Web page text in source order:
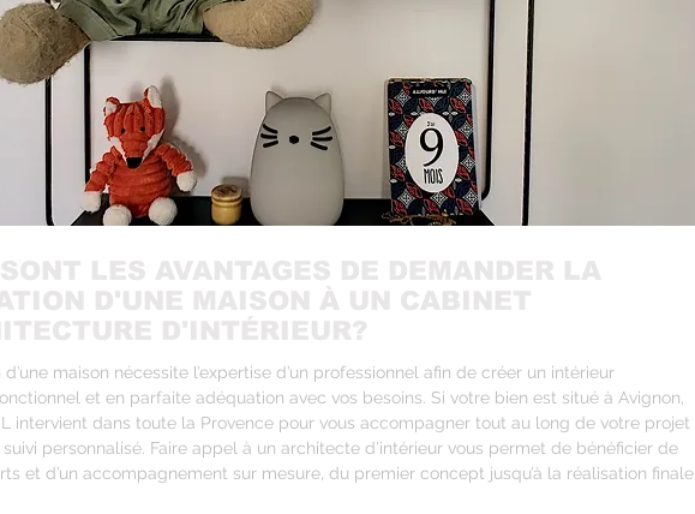
LES AVANTAGES DE DEMANDER LA
D'UNE MAISON À UN CABINET
D'INTÉRIEUR?
maison nécessite l’expertise d’un professionnel afin de créer un intérieur
et en parfaite adéquation avec vos besoins. Si votre bien est situé à Avignon,
intervient dans toute la Provence pour vous accompagner tout au long de votre projet
personnalisé. Faire appel à un architecte d’intérieur vous permet de bénéficier de
et d’un accompagnement sur mesure, du premier concept jusqu’à la réalisation finale.